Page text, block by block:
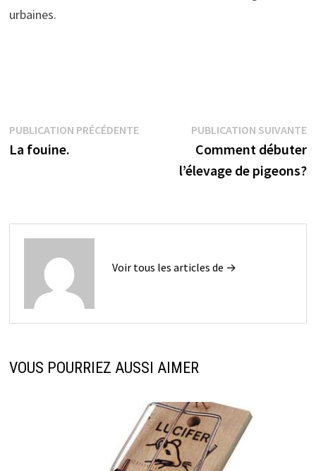
urbaines.
Navigation
de
PUBLICATION PRÉCÉDENTEPublication
précédente :
La fouine.
PUBLICATION SUIVANTE
Comment débuter
l’élevage de pigeons?
Voir tous les articles de →
VOUS POURRIEZ AUSSI AIMER